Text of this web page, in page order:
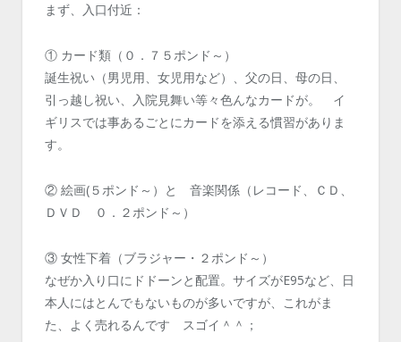
まず、入口付近：
① カード類（０．７５ポンド～）
誕生祝い（男児用、女児用など）、父の日、母の日、
引っ越し祝い、入院見舞い等々色んなカードが。 イ
ギリスでは事あるごとにカードを添える慣習がありま
す。
② 絵画(５ポンド～）と 音楽関係（レコード、ＣＤ、
ＤＶＤ ０．２ポンド～）
③ 女性下着（ブラジャー・２ポンド～）
なぜか入り口にドドーンと配置。サイズがE95など、日
本人にはとんでもないものが多いですが、これがま
た、よく売れるんです スゴイ＾＾；